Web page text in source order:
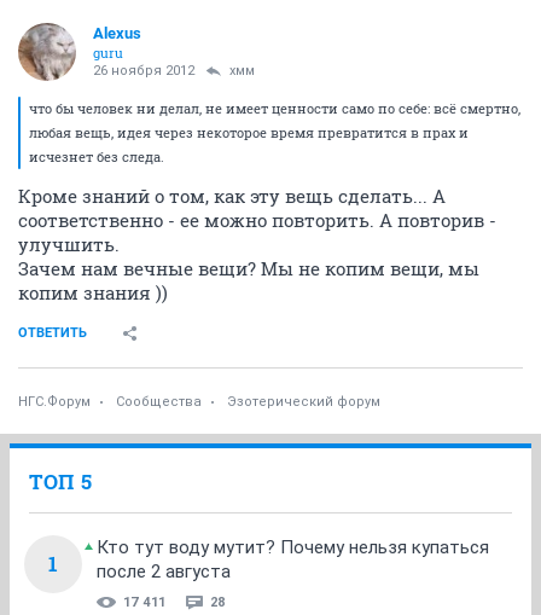
Alexus
guru
26 ноября 2012 хмм
что бы человек ни делал, не имеет ценности само по себе: всё смертно,
любая вещь, идея через некоторое время превратится в прах и
исчезнет без следа.
Кроме знаний о том, как эту вещь сделать... А
соответственно - ее можно повторить. А повторив -
улучшить.
Зачем нам вечные вещи? Мы не копим вещи, мы
копим знания ))
ОТВЕТИТЬ
НГС.Форум Сообщества Эзотерический форум
ТОП 5
1
Кто тут воду мутит? Почему нельзя купаться
после 2 августа
17 411 28